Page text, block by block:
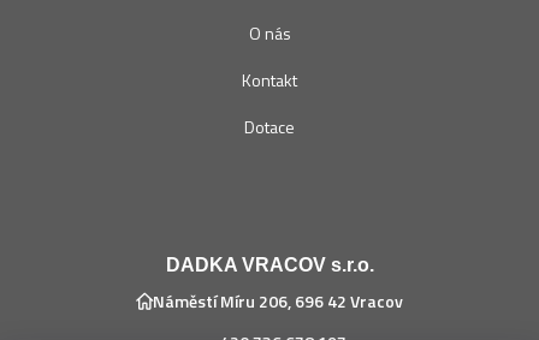
O nás
Kontakt
Dotace
DADKA VRACOV s.r.o.
Náměstí Míru 206, 696 42 Vracov